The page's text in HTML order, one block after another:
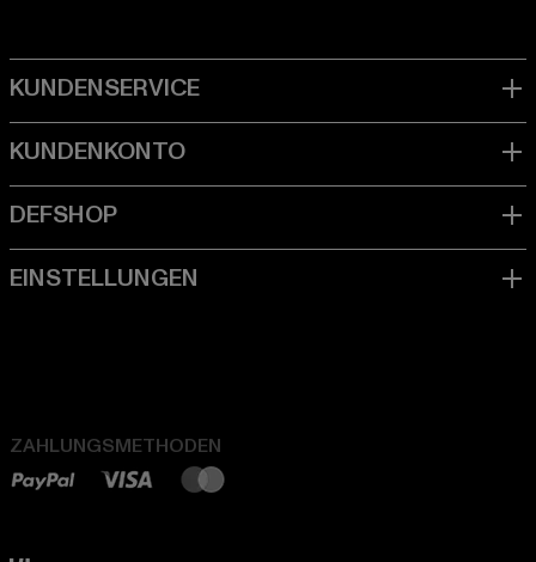
ZAHLUNGSMETHODEN